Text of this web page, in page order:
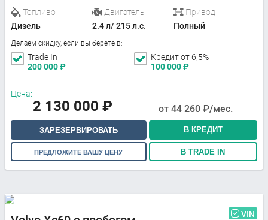
Топливо
Дизель
Двигатель
2.4 л/ 215 л.с.
Привод
Полный
Делаем скидку, если вы берете в:
Trade In
200 000₽
Кредит от 6,5%
100 000₽
Цена:
2 130 000 ₽ от 44 260 ₽/мес.
ЗАРЕЗЕРВИРОВАТЬ В КРЕДИТ
ПРЕДЛОЖИТЕ ВАШУ ЦЕНУ В TRADE IN
VIN